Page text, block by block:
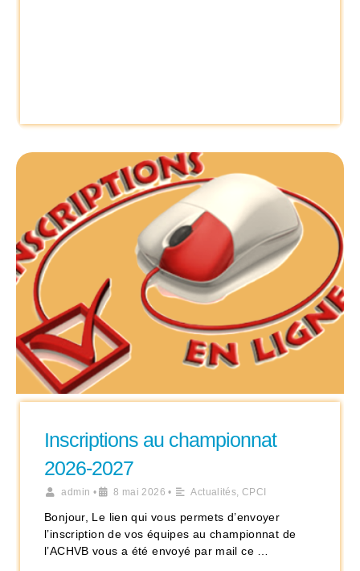
Inscriptions au championnat
2026-2027
admin • 8 mai 2026 • Actualités, CPCI
Bonjour, Le lien qui vous permets d’envoyer
l’inscription de vos équipes au championnat de
l’ACHVB vous a été envoyé par mail ce …